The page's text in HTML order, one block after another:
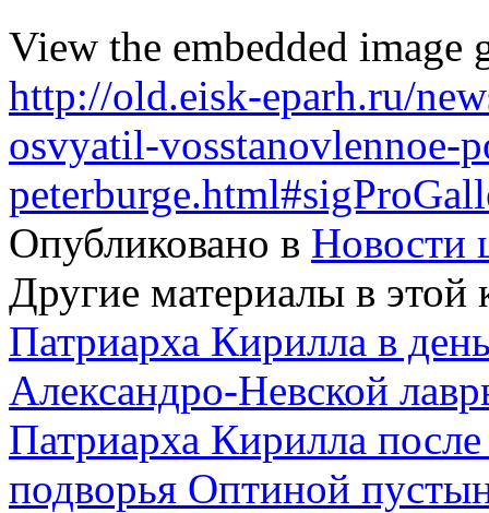
View the embedded image
http://old.eisk-eparh.ru/
osvyatil-
Опубликовано в Новости
Другие материалы в этой
Патриарха Кирилла в
Александро-Невской
Патриарха Кирилла
подворья Оптиной